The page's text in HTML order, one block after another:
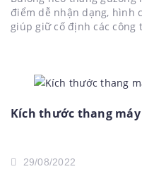
điểm dễ nhận dạng, hình
giúp giữ cố định các
Kích thước thang
29/08/2022